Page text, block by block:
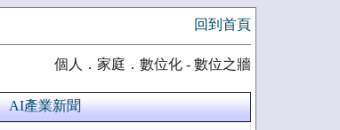
回到首頁
個人．家庭．數位化 - 數位之牆
AI產業新聞